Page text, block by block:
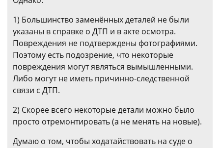
1) Большинство заменённых деталей не были
указаны в справке о ДТП и в акте осмотра.
Повреждения не подтверждены фотографиями.
Поэтому есть подозрение, что некоторые
повреждения могут являться вымышленными.
Либо могут не иметь причинно-следственной
связи с ДТП.
2) Скорее всего некоторые детали можно было
просто отремонтировать (а не менять на новые).
Думаю о том, чтобы ходатайствовать на суде о